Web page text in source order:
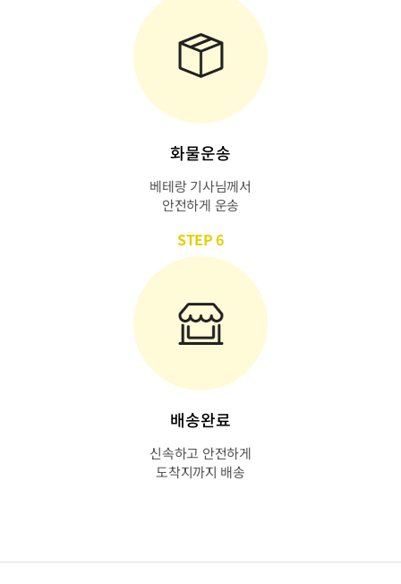
화물운송
베테랑 기사님께서
안전하게 운송
STEP 6
배송완료
신속하고 안전하게
도착지까지 배송